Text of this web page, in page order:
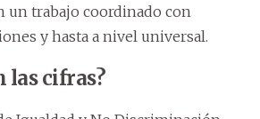
un trabajo coordinado con
y hasta a nivel universal.
las cifras?